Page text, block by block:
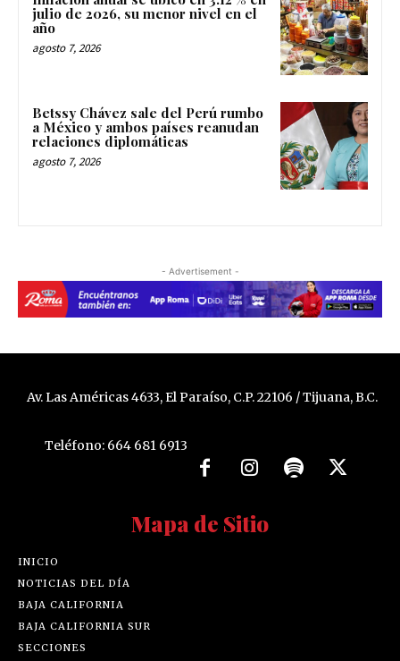
julio de 2026, su menor nivel en el
año
agosto 7, 2026
Betssy Chávez sale del Perú rumbo
a México y ambos países reanudan
relaciones diplomáticas
agosto 7, 2026
- Advertisement -
Av. Las Américas 4633, El Paraíso, C.P. 22106 / Tijuana, B.C.
Teléfono: 664 681 6913
Mapa de Sitio
INICIO
NOTICIAS DEL DÍA
BAJA CALIFORNIA
BAJA CALIFORNIA SUR
SECCIONES